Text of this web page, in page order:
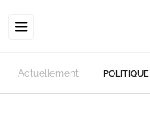
Actuellement POLITIQUE